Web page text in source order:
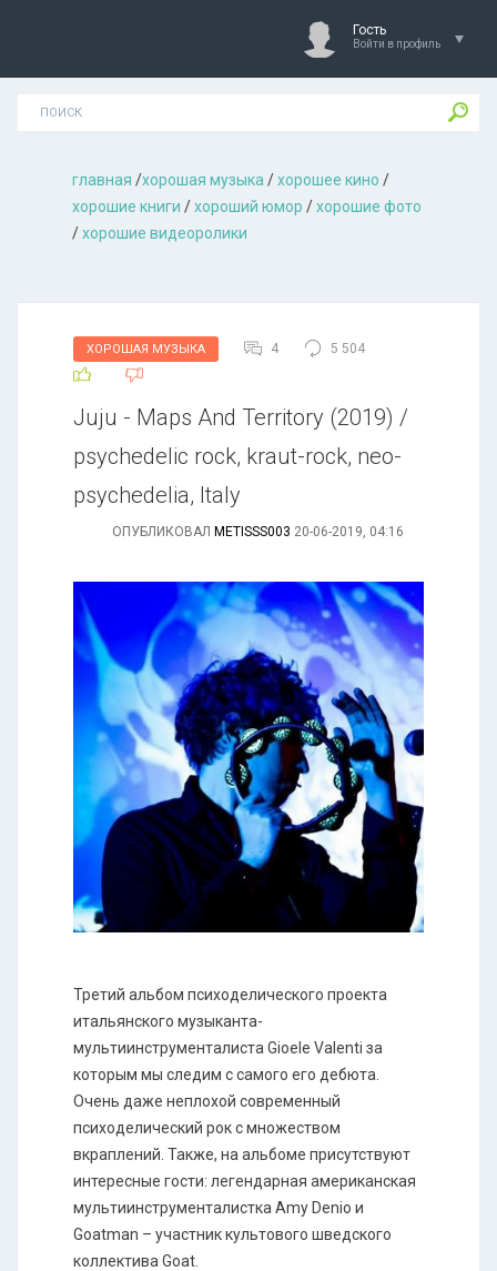
Гость
Войти в профиль
главная /хорошая музыкa /хорошее кино /
хорошие книги /хороший юмор /хорошие фото
/хорошие видеоролики
ХОРОШАЯ МУЗЫКА 4 5 504
Juju - Maps And Territory (2019) /
psychedelic rock, kraut-rock, neo-
psychedelia, Italy
ОПУБЛИКОВАЛ METISSS003 20-06-2019, 04:16
Третий альбом психоделического проекта
итальянского музыканта-
мультиинструменталиста Gioele Valenti за
которым мы следим с самого его дебюта.
Очень даже неплохой современный
психоделический рок с множеством
вкраплений. Также, на альбоме присутствуют
интересные гости: легендарная американская
мультиинструменталистка Amy Denio и
Goatman – участник культового шведского
коллектива Goat.